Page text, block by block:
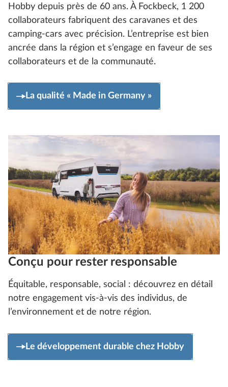
Hobby depuis près de 60 ans. À Fockbeck, 1 200
collaborateurs fabriquent des caravanes et des
camping-cars avec précision. L’entreprise est bien
ancrée dans la région et s’engage en faveur de ses
collaborateurs et de la communauté.
La qualité « Made in Germany »
Conçu pour rester responsable
Équitable, responsable, social : découvrez en détail
notre engagement vis-à-vis des individus, de
l’environnement et de notre région.
Le développement durable chez Hobby